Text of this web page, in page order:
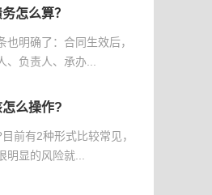
怎么算？
明确了：合同生效后，
负责人、承办...
么操作?
前有2种形式比较常见，
显的风险就...